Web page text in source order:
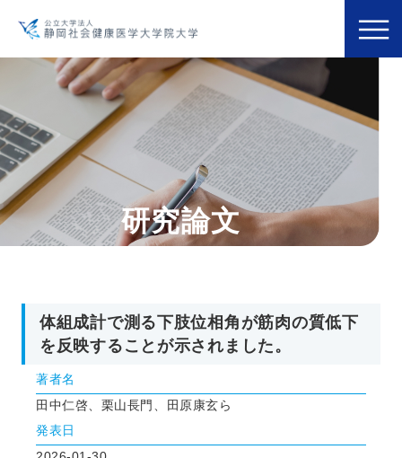
研究論文
体組成計で測る下肢位相角が筋肉の質低下
を反映することが示されました。
著者名
田中仁啓、栗山長門、田原康玄ら
発表日